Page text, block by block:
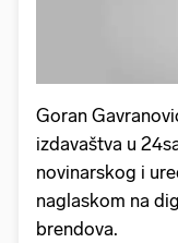
Goran
izdavaštva u
novinarskog i
naglaskom na
brendova.